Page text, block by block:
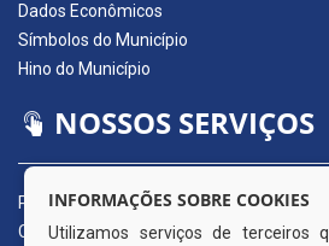
Dados Econômicos
Símbolos do Município
Hino do Município
NOSSOS SERVIÇOS
Portal da Transparência
Carta de Serviços ao Usuário
INFORMAÇÕES SOBRE COOKIES
Utilizamos serviços de terceiros